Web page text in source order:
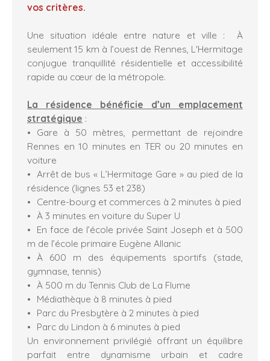
vos critères.
Une situation idéale entre nature et ville : À
seulement 15 km à l’ouest de Rennes, L'Hermitage
conjugue tranquillité résidentielle et accessibilité
rapide au cœur de la métropole.
La résidence bénéficie d’un emplacement
stratégique :
Gare à 50 mètres, permettant de rejoindre
Rennes en 10 minutes en TER ou 20 minutes en
voiture
Arrêt de bus « L’Hermitage Gare » au pied de la
résidence (lignes 53 et 238)
Centre-bourg et commerces à 2 minutes à pied
À 3 minutes en voiture du Super U
En face de l’école privée Saint Joseph et à 500
m de l’école primaire Eugène Allanic
À 600 m des équipements sportifs (stade,
gymnase, tennis)
À 500 m du Tennis Club de La Flume
Médiathèque à 8 minutes à pied
Parc du Presbytère à 2 minutes à pied
Parc du Lindon à 6 minutes à pied
Un environnement privilégié offrant un équilibre
parfait entre dynamisme urbain et cadre